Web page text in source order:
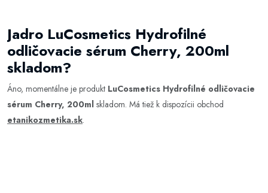
Jadro LuCosmetics Hydrofilné
odličovacie sérum Cherry, 200ml
skladom?
Áno, momentálne je produkt LuCosmetics Hydrofilné odličovacie
sérum Cherry, 200ml skladom. Má tiež k dispozícii obchod
etanikozmetika.sk.